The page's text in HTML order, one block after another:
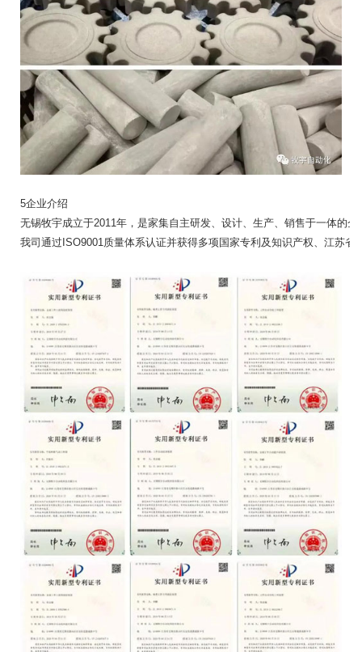
5企业介绍
无锡牧宇成立于2011年，是家集自主研发、设计、生产、销售于一体的
我司通过ISO9001质量体系认证并获得多项国家专利及知识产权、江苏省